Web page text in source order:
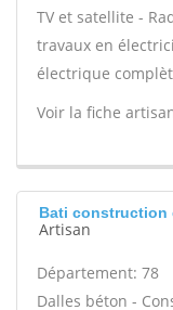
TV et satellite -
travaux en
électrique
Voir la fiche
Bati construction
Artisan
Département: 78
Dalles béton -